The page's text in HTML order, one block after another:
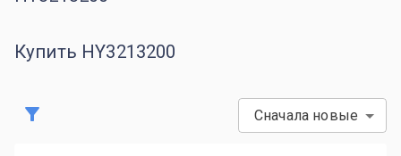
Купить HY3213200
Сначала новые